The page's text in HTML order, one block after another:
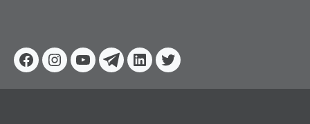
Facebook
Instagram
YoutubeTelegram
Linkedin
Twitter